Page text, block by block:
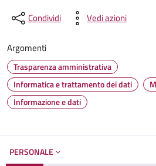
Condividi Vedi azioni
Argomenti
Trasparenza amministrativa
Informatica e trattamento dei dati
Informazione e dati
PERSONALE